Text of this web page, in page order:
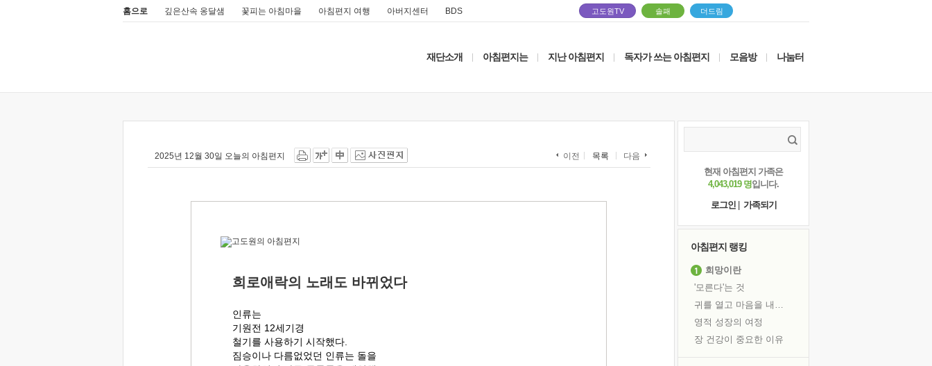
홈으로 깊은산속 옹달샘 꽃피는 아침마을 아침편지 여행 아버지센터 BDS 고도원TV 솔패 더드림
재단소개 아침편지는 지난 아침편지 독자가 쓰는 아침편지 모음방 나눔터
2025년 12월 30일 오늘의 아침편지 이전 목록 다음
희로애락의 노래도 바뀌었다
인류는
기원전 12세기경
철기를 사용하기 시작했다.
짐승이나 다름없었던 인류는 돌을
현재 아침편지 가족은
4,043,019 명입니다.
로그인
가족되기
아침편지 랭킹
희망이란
'모른다'는 것
귀를 열고 마음을 내어주고
영적 성장의 여정
장 건강이 중요한 이유